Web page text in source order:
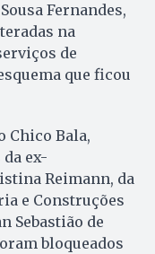
Fernandes,
na
de
que ficou
Chico Bala,
ex-
Reimann, da
e Construções
Sebastião de
bloqueados